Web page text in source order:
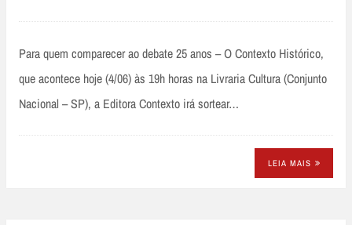
Para quem comparecer ao debate 25 anos – O Contexto Histórico,
que acontece hoje (4/06) às 19h horas na Livraria Cultura (Conjunto
Nacional – SP), a Editora Contexto irá sortear…
LEIA MAIS